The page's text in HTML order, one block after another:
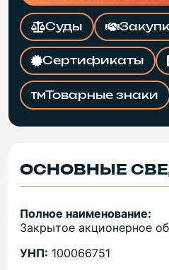
Суды
Сертификаты
Товарные знаки
ОСНОВНЫЕ
Полное наименование:
Закрытое акционерное
УНП: 100066751